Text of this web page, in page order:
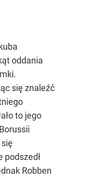
oddania
się znaleźć
to jego
podszedł
Robben